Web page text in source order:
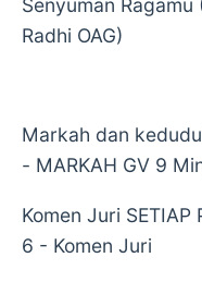
Senyuman
Radhi OAG)
Markah dan
- MARKAH GV 9
Komen Juri SETIAP
6 - Komen Juri